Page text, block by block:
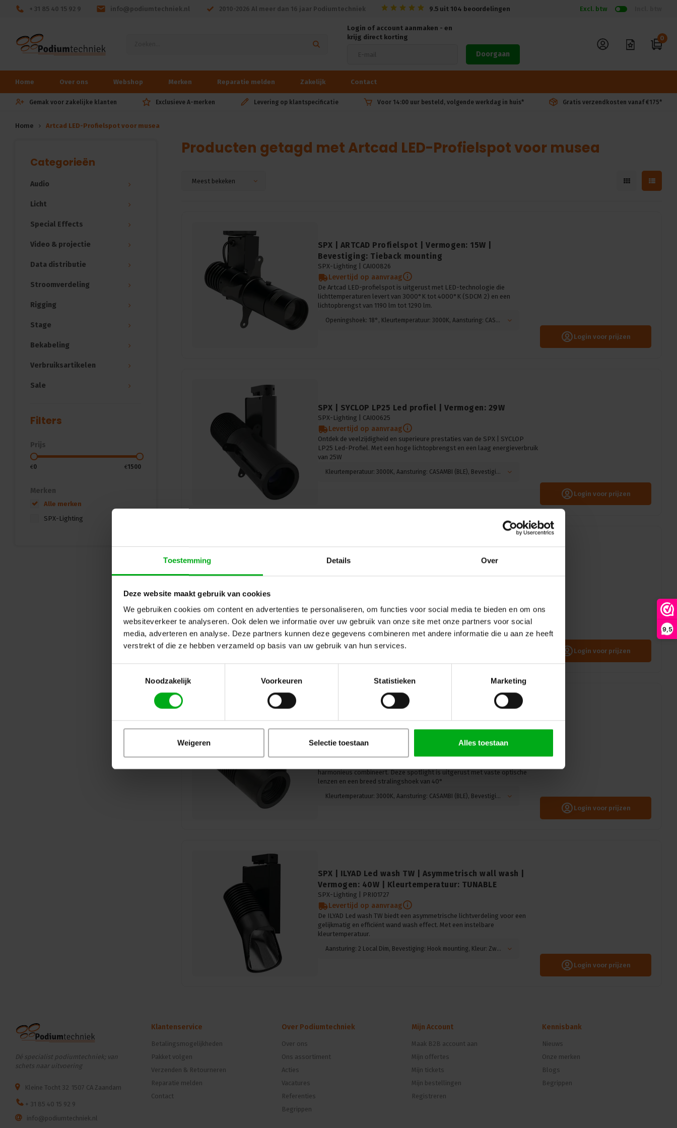
Toestemming Details Over
Deze website maakt gebruik van cookies
We gebruiken cookies om content en advertenties te personaliseren, om functies voor social media te bieden en om ons
websiteverkeer te analyseren. Ook delen we informatie over uw gebruik van onze site met onze partners voor social
media, adverteren en analyse. Deze partners kunnen deze gegevens combineren met andere informatie die u aan ze heeft
verstrekt of die ze hebben verzameld op basis van uw gebruik van hun services.
Noodzakelijk
Voorkeuren Statistieken Marketing
Weigeren Selectie toestaan Alles toestaan
9,5
+ 31 85 40 15 92 9 info@podiumtechniek.nl 2010-2026 Al meer dan 16 jaar Podiumtechniek 9.5 uit 104 beoordelingen Excl. btw
Login of account aanmaken - en
krijg direct korting
Doorgaan
0
Home Over ons Webshop Merken Reparatie melden Zakelijk Contact
Gemak voor zakelijke klanten Exclusieve A-merken Levering op klantspecificatie Voor 14:00 uur besteld, volgende werkdag in huis* Gratis verzendkosten vanaf €175*
Home Artcad LED-Profielspot voor musea
Categorieën
Audio
Licht
Special Effects
Video & projectie
Data distributie
Stroomverdeling
Rigging
Stage
Bekabeling
Verbruiksartikelen
Sale
Filters
Prijs
€0 €1500
Merken
Alle merken
SPX-Lighting
Producten getagd met Artcad LED-Profielspot voor musea
Meest bekeken
SPX | ARTCAD Profielspot | Vermogen: 15W |
Bevestiging: Tieback mounting
SPX-Lighting | CAI00826
Levertijd op aanvraag
De Artcad LED-profielspot is uitgerust met LED-technologie die
lichttemperaturen levert van 3000°K tot 4000°K (SDCM 2) en een
lichtopbrengst van 1190 lm tot 1290 lm.
Openingshoek: 18°, Kleurtemperatuur: 3000K, Aansturing: CASAMBI, Kleur: Zwart
Login voor prijzen
SPX | SYCLOP LP25 Led profiel | Vermogen: 29W
SPX-Lighting | CAI00625
Levertijd op aanvraag
Ontdek de veelzijdigheid en superieure prestaties van de SPX | SYCLOP
LP25 Led-Profiel. Met een hoge lichtopbrengst en een laag energieverbruik
van 25W
Kleurtemperatuur: 3000K, Aansturing: CASAMBI (BLE), Bevestiging: Hook mounting, Kleur: Zwart
Login voor prijzen
SPX | SYCLOP LP25 Led profiel | Vermogen: 29W |
Aansturing: CASAMBI | Met potentiometer |
krachtige 29W framing projector met een laag energieverbruik. Profiteer
van superieure kleurweergave, variabele stralingshoek, flexibele
montagemogelijkheden.
Kleurtemperatuur: 3000K | Kleur: Zwart
Login voor prijzen
SPX | SYCLOSPOT LP35 Led Spot | Openingshoek: 40° |
Vermogen: 29W
Levertijd op aanvraag
Ontdek de SPX | SYCLOSPOT LP35 Led-Spot met een openingshoek van
harmonieus combineert. Deze spotlight is uitgerust met vaste optische
lenzen en een breed stralingshoek van 40°
Kleurtemperatuur: 3000K, Aansturing: CASAMBI (BLE), Bevestiging: Hook mounting, Kleur: Zwart
Login voor prijzen
SPX | ILYAD Led wash TW | Asymmetrisch wall wash |
Vermogen: 40W | Kleurtemperatuur: TUNABLE
SPX-Lighting | PRI01727
Levertijd op aanvraag
De ILYAD Led wash TW biedt een asymmetrische lichtverdeling voor een
gelijkmatig en efficiënt wand wash effect. Met een instelbare
kleurtemperatuur.
Aansturing: 2 Local Dim, Bevestiging: Hook mounting, Kleur: Zwart
Login voor prijzen
Dé specialist podiumtechniek; van
schets naar uitvoering
Kleine Tocht 32 1507 CA Zaandam
+ 31 85 40 15 92 9
info@podiumtechniek.nl
Klantenservice
Betalingsmogelijkheden
Pakket volgen
Verzenden & Retourneren
Reparatie melden
Contact
Over Podiumtechniek
Over ons
Ons assortiment
Acties
Vacatures
Referenties
Begrippen
Mijn Account
Maak B2B account aan
Mijn offertes
Mijn tickets
Mijn bestellingen
Registreren
Kennisbank
Nieuws
Onze merken
Blogs
Begrippen